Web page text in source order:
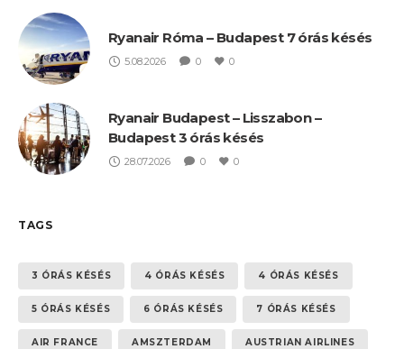
Ryanair Róma – Budapest 7 órás késés
5.08.2026 0 0
Ryanair Budapest – Lisszabon –
Budapest 3 órás késés
28.07.2026 0 0
TAGS
3 ÓRÁS KÉSÉS 4 ÓRÁS KÉSÉS 4 ÓRÁS KÉSÉS
5 ÓRÁS KÉSÉS 6 ÓRÁS KÉSÉS 7 ÓRÁS KÉSÉS
AIR FRANCE AMSZTERDAM AUSTRIAN AIRLINES